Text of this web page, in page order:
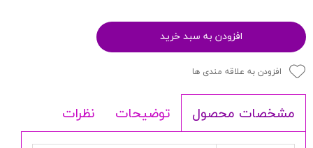
افزودن به سبد خرید
افزودن به علاقه مندی ها
مشخصات محصول توضیحات نظرات